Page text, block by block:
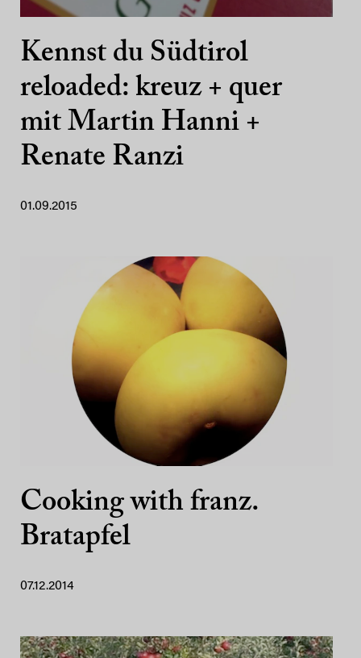
Kennst du Südtirol
reloaded: kreuz + quer
mit Martin Hanni +
Renate Ranzi
01.09.2015
Cooking with franz.
Bratapfel
07.12.2014